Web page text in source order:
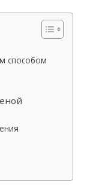
способом